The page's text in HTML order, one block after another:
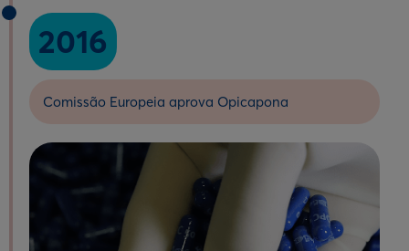
2016
Comissão Europeia aprova Opicapona